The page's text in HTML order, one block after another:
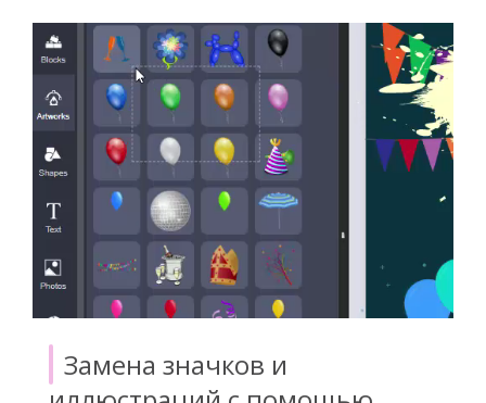
Замена значков и